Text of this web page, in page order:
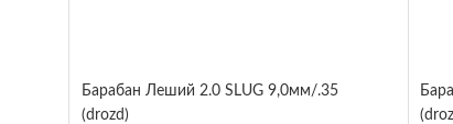
Барабан Леший 2.0 SLUG 9,0мм/.35
(drozd)